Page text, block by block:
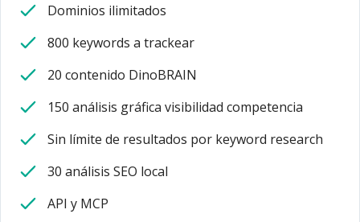
Dominios ilimitados
800 keywords a trackear
20 contenido DinoBRAIN
150 análisis gráfica visibilidad competencia
Sin límite de resultados por keyword research
30 análisis SEO local
API y MCP